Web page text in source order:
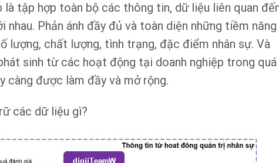
tập hợp toàn bộ các thông tin, dữ liệu liên quan
Phản ánh đầy đủ và toàn diện những tiềm năng
lượng, chất lượng, tình trạng, đặc điểm nhân sự. Và
sinh từ các hoạt động tại doanh nghiệp trong quá
càng được làm đầy và mở rộng.
các dữ liệu gì?